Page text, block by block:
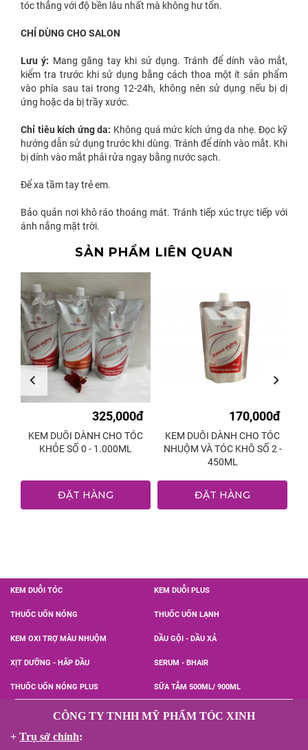
tóc thẳng với độ bền lâu nhất mà không hư tổn.
CHỈ DÙNG CHO SALON
Lưu ý: Mang găng tay khi sử dụng. Tránh để dính vào mắt,
kiểm tra trước khi sử dụng bằng cách thoa một ít sản phẩm
vào phía sau tai trong 12-24h, không nên sử dụng nếu bị dị
ứng hoặc da bị trầy xước.
Chỉ tiêu kích ứng da: Không quá mức kích ứng da nhẹ. Đọc kỹ
hướng dẫn sử dụng trước khi dùng. Tránh để dính vào mắt. Khi
bị dính vào mắt phải rửa ngay bằng nước sạch.
Để xa tầm tay trẻ em.
Bảo quản nơi khô ráo thoáng mát. Tránh tiếp xúc trực tiếp với
ánh nắng mặt trời.
SẢN PHẨM LIÊN QUAN
KEM DUỖI DÀNH CHO TÓC
KHỎE SỐ 0 - 1.000ML
325,000đ
ĐẶT HÀNG
KEM DUỖI DÀNH CHO TÓC
NHUỘM VÀ TÓC KHÔ SỐ 2 -
450ML
170,000đ
ĐẶT HÀNG
KEM DUỖI TÓC KEM DUỖI PLUS
THUỐC UỐN NÓNG THUỐC UỐN LẠNH
KEM OXI TRỢ MÀU NHUỘM DẦU GỘI - DẦU XẢ
XỊT DƯỠNG - HẤP DẦU SERUM - BHAIR
THUỐC UỐN NÓNG PLUS SỮA TẮM 500ML/ 900ML
CÔNG TY TNHH MỸ PHẨM TÓC XINH
+ Trụ sở chính: